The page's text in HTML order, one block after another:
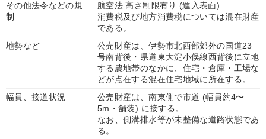
その他法令などの規
制
航空法 高さ制限有り (進入表面)
消費税及び地方消費税については混在財産
である。
地勢など
公売財産は、伊勢市北西部郊外の国道23
号南背後・県道東大淀小俣線西背後に立地
する農地帯のなかに、住宅・倉庫・工場な
どが点在する混在住宅地域に所在する。
幅員、接道状況
公売財産は、南東側で市道 (幅員約4〜
5m・舗装) に接する。
なお、側溝排水等が未整備な道路状態であ
る。